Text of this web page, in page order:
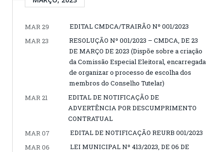
MAR 29
EDITAL CMDCA/TRAIRÃO Nº 001/2023
MAR 23
RESOLUÇÃO Nº 001/2023 – CMDCA, DE 23
DE MARÇO DE 2023 (Dispõe sobre a criação
da Comissão Especial Eleitoral, encarregada
de organizar o processo de escolha dos
membros do Conselho Tutelar)
MAR 21
EDITAL DE NOTIFICAÇÃO DE
ADVERTÊNCIA POR DESCUMPRIMENTO
CONTRATUAL
MAR 07
EDITAL DE NOTIFICAÇÃO REURB 001/2023
MAR 06
LEI MUNICIPAL Nº 413/2023, DE 06 DE